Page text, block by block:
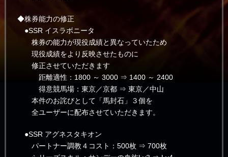
◆株券能力の修正
●SSR イスラボニータ
株券の能力が現役成績と異なっていたため
現役成績をより反映させたものに
修正させていただきます
距離適性：1800 ～ 3000 ⇒ 1400 ～ 2400
得意競馬場：東京／京都 ⇒ 東京／中山
本件のお詫びとして「馬封石」３個を
全ユーザーに配布させていただきます。
●SSR アグネスタキオン
パートナー調教４コスト：500枚 ⇒ 700枚